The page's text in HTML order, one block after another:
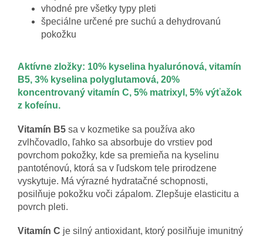
vhodné pre všetky typy pleti
špeciálne určené pre suchú a dehydrovanú
pokožku
Aktívne zložky: 10% kyselina hyalurónová, vitamín
B5, 3% kyselina polyglutamová, 20%
koncentrovaný vitamín C, 5% matrixyl, 5% výťažok
z kofeínu.
Vitamín B5 sa v kozmetike sa používa ako
zvlhčovadlo, ľahko sa absorbuje do vrstiev pod
povrchom pokožky, kde sa premieňa na kyselinu
pantoténovú, ktorá sa v ľudskom tele prirodzene
vyskytuje. Má výrazné hydratačné schopnosti,
posilňuje pokožku voči zápalom. Zlepšuje elasticitu a
povrch pleti.
Vitamín C je silný antioxidant, ktorý posilňuje imunitný